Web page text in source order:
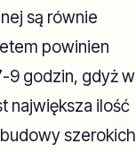
są równie
powinien
9 godzin, gdyż w
największa ilość
szerokich